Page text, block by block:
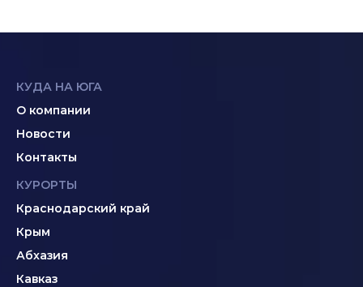
КУДА НА ЮГА
О компании
Новости
Контакты
КУРОРТЫ
Краснодарский край
Крым
Абхазия
Кавказ